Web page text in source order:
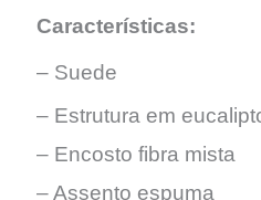
Características:
– Suede
– Estrutura em
– Encosto fibra mista
– Assento espuma